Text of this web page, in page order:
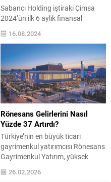
Sabancı Holding iştiraki Çimsa
2024’ün ilk 6 aylık finansal
sonuçlarını açıkladı. Yılın ilk
yarısında 11.5 milyar TL ciro elde
eden Çimsa, net karını geçen yılın
aynı dönemine göre %4.2
artırarak 1.9 milyar TL’ye çıkardı.
Çimsa, ilk 6 aylık finansal
sonuçlarını açıkladı. Finansal
performansının yanı sıra,
sürdürülebilirlik çalışmaları,
müşteri odaklı yenilikçi...
16.08.2024
Rönesans Gelirlerini Nasıl
Yüzde 37 Artırdı?
Türkiye’nin en büyük ticari
gayrimenkul yatırımcısı Rönesans
Gayrimenkul Yatırım, yüksek
üzerinde gerçekleşen kiracı ciro
26.02.2026